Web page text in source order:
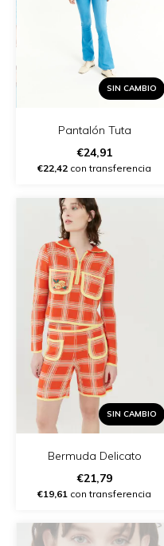
SIN CAMBIO
Pantalón Tuta
€24,91
€22,42 con transferencia
SIN CAMBIO
Bermuda Delicato
€21,79
€19,61 con transferencia